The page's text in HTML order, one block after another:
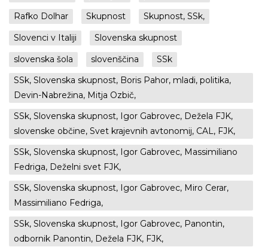
Rafko Dolhar
Skupnost
Skupnost, SSk,
Slovenci v Italiji
Slovenska skupnost
slovenska šola
slovenščina
SSk
SSk, Slovenska skupnost, Boris Pahor, mladi, politika,
Devin-Nabrežina, Mitja Ozbič,
SSk, Slovenska skupnost, Igor Gabrovec, Dežela FJK,
slovenske občine, Svet krajevnih avtonomij, CAL, FJK,
SSk, Slovenska skupnost, Igor Gabrovec, Massimiliano
Fedriga, Deželni svet FJK,
SSk, Slovenska skupnost, Igor Gabrovec, Miro Cerar,
Massimiliano Fedriga,
SSk, Slovenska skupnost, Igor Gabrovec, Panontin,
odbornik Panontin, Dežela FJK, FJK,